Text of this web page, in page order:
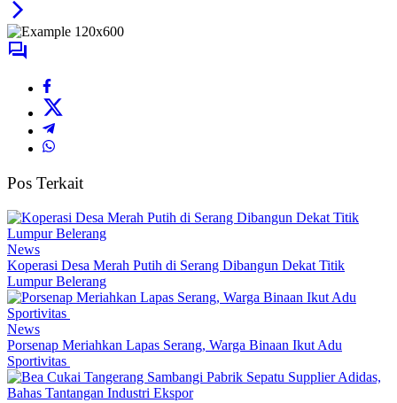
Pos Terkait
News
Koperasi Desa Merah Putih di Serang Dibangun Dekat Titik
Lumpur Belerang
News
Porsenap Meriahkan Lapas Serang, Warga Binaan Ikut Adu
Sportivitas